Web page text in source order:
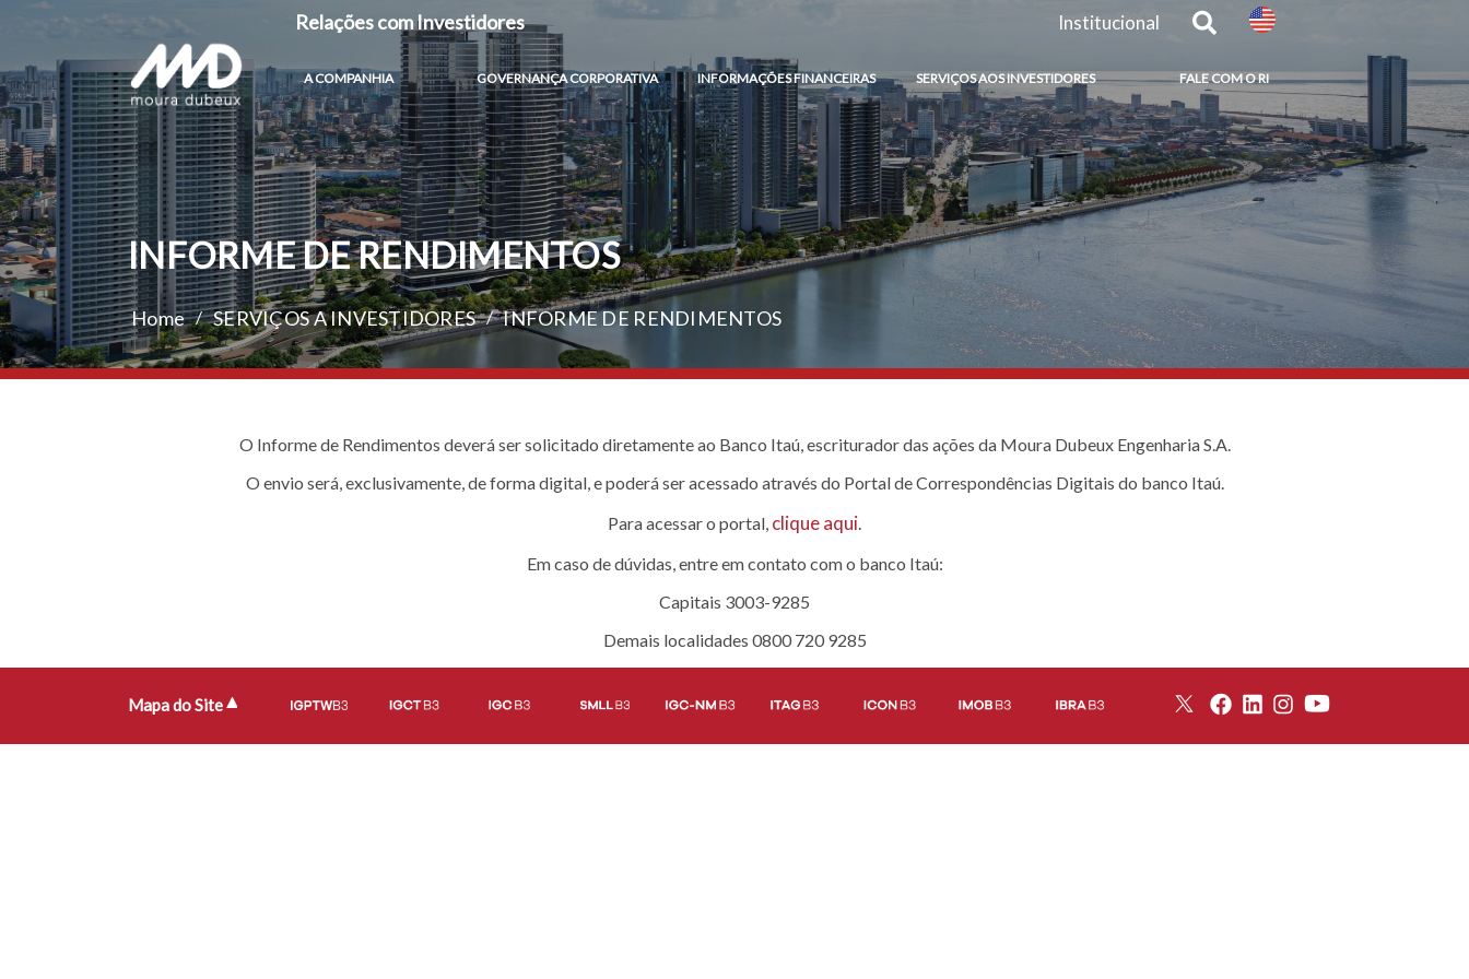
Relações com Investidores Institucional
A COMPANHIA GOVERNANÇA CORPORATIVA INFORMAÇÕES FINANCEIRAS SERVIÇOS AOS INVESTIDORES FALE COM O RI
INFORME DE RENDIMENTOS
Home / SERVIÇOS A INVESTIDORES / INFORME DE RENDIMENTOS
O Informe de Rendimentos deverá ser solicitado diretamente ao Banco Itaú, escriturador das ações da Moura Dubeux Engenharia S.A.
O envio será, exclusivamente, de forma digital, e poderá ser acessado através do Portal de Correspondências Digitais do banco Itaú.
Para acessar o portal, clique aqui
Em caso de dúvidas, entre em contato com o banco Itaú:
Capitais 3003-9285
Demais localidades 0800 720 9285
Mapa do Site